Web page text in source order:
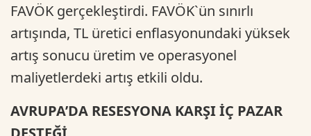
FAVÖK gerçekleştirdi. FAVÖK`ün sınırlı
artışında, TL üretici enflasyonundaki yüksek
artış sonucu üretim ve operasyonel
maliyetlerdeki artış etkili oldu.
AVRUPA’DA RESESYONA KARŞI İÇ PAZAR